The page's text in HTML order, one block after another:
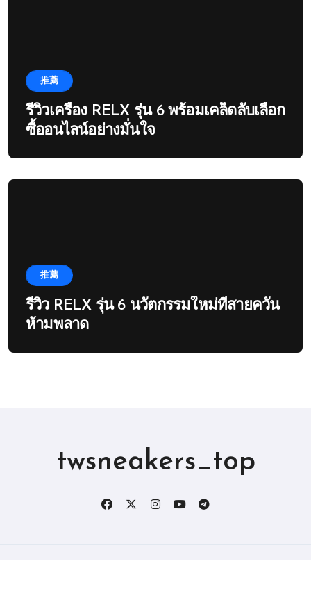
推薦
รีวิวเครื่อง RELX รุ่น 6 พร้อมเคล็ดลับเลือก
ซื้ออนไลน์อย่างมั่นใจ
推薦
รีวิว RELX รุ่น 6 นวัตกรรมใหม่ที่สายควัน
ห้ามพลาด
twsneakers_top